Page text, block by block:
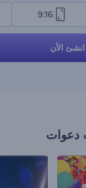
احتجت لذلك، وأكمل
وشارك سحر العطلات مع
9:16
انشئ الأن
دعوات